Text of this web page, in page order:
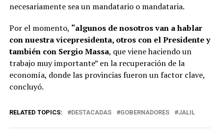
necesariamente sea un mandatario o mandataria.
Por el momento, “algunos de nosotros van a hablar
con nuestra vicepresidenta, otros con el Presidente y
también con Sergio Massa, que viene haciendo un
trabajo muy importante” en la recuperación de la
economía, donde las provincias fueron un factor clave,
concluyó.
RELATED TOPICS: DESTACADAS GOBERNADORES JALIL